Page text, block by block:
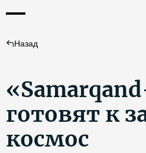
Назад
готовят к
космос